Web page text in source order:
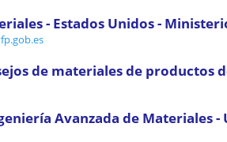
- Estados Unidos -
de materiales de productos
Avanzada de Materiales -